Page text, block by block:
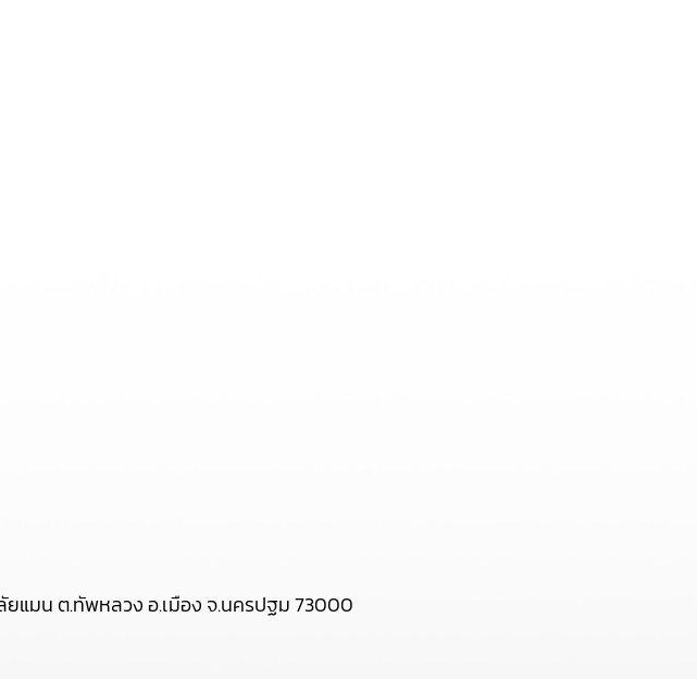
แมน ต.ทัพหลวง อ.เมือง จ.นครปฐม 73000